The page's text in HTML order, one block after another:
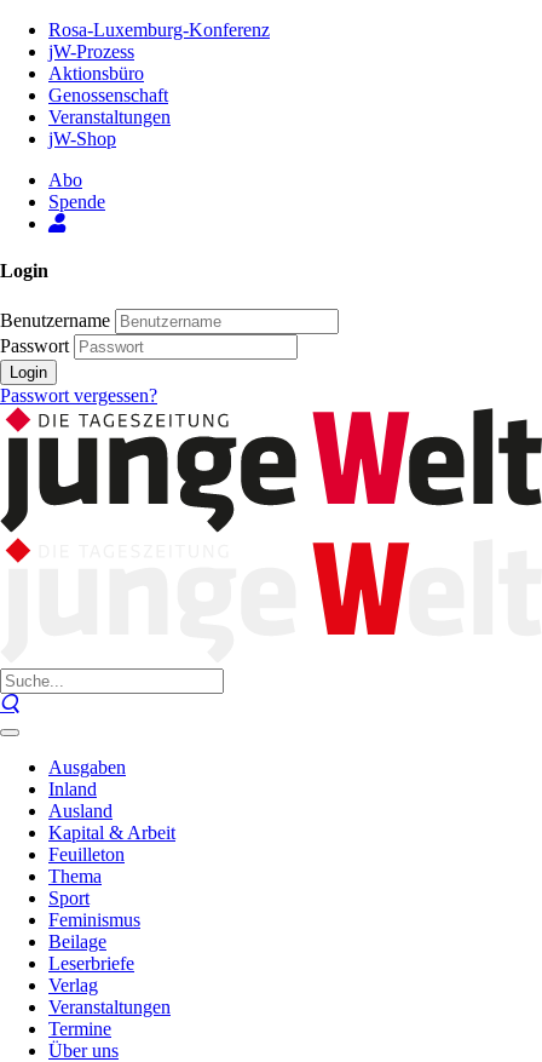
Inhalt
Seite
Rosa-Luxemburg-Konferenz
jW-Prozess
Aktionsbüro
Genossenschaft
Veranstaltungen
jW-Shop
Abo
Spende
Login
Benutzername
Passwort
Login
Passwort vergessen?
Ausgaben
Inland
Ausland
Kapital & Arbeit
Feuilleton
Thema
Sport
Feminismus
Beilage
Leserbriefe
Verlag
Veranstaltungen
Termine
Über uns